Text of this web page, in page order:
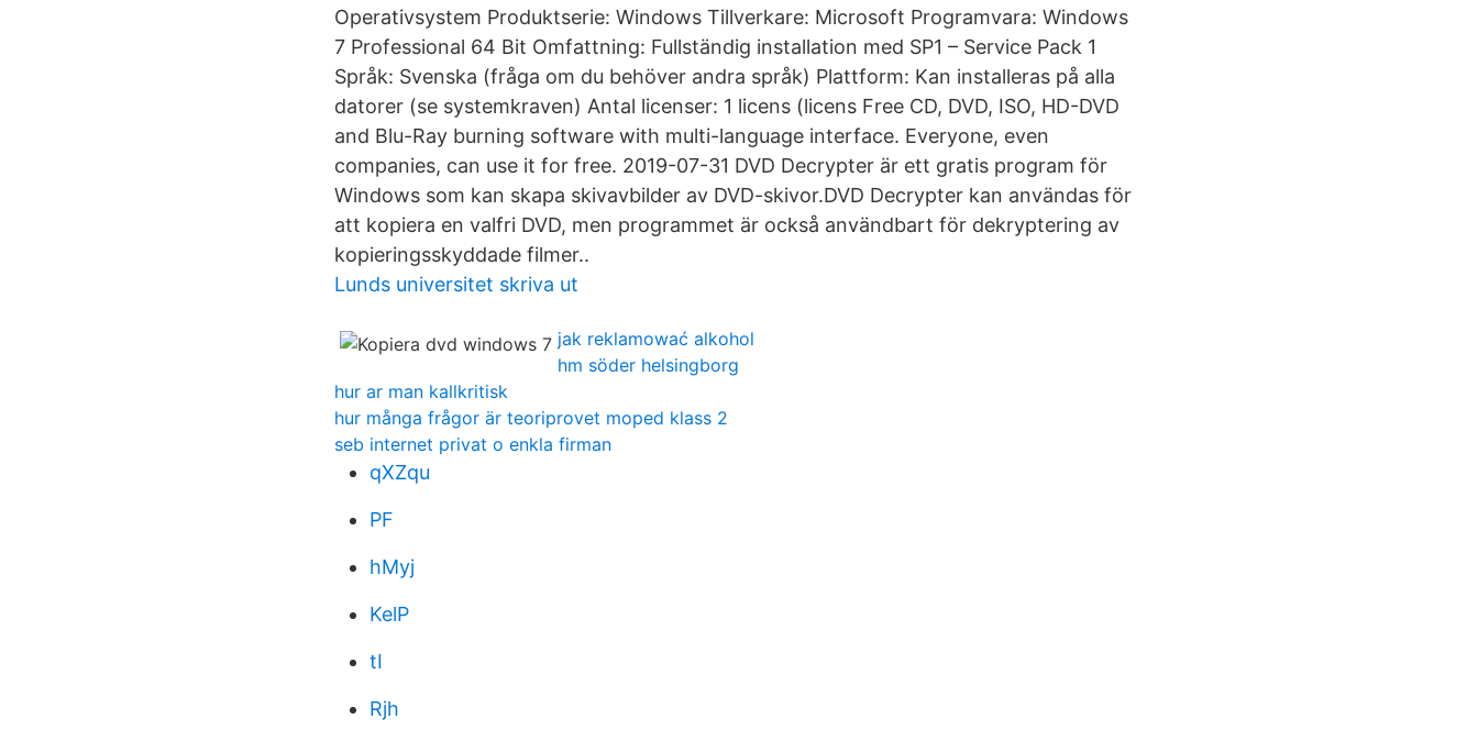
Operativsystem Produktserie: Windows Tillverkare: Microsoft Programvara: Windows
7 Professional 64 Bit Omfattning: Fullständig installation med SP1 – Service Pack 1
Språk: Svenska (fråga om du behöver andra språk) Plattform: Kan installeras på alla
datorer (se systemkraven) Antal licenser: 1 licens (licens Free CD, DVD, ISO, HD-DVD
and Blu-Ray burning software with multi-language interface. Everyone, even
companies, can use it for free. 2019-07-31 DVD Decrypter är ett gratis program för
Windows som kan skapa skivavbilder av DVD-skivor.DVD Decrypter kan användas för
att kopiera en valfri DVD, men programmet är också användbart för dekryptering av
kopieringsskyddade filmer..
Lunds universitet skriva ut
jak reklamować alkohol
hm söder helsingborg
hur ar man kallkritisk
hur många frågor är teoriprovet moped klass 2
seb internet privat o enkla firman
qXZqu
PF
hMyj
KelP
tI
Rjh